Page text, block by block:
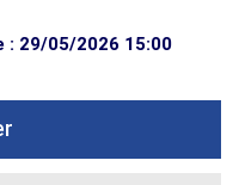
29/05/2026 15:00